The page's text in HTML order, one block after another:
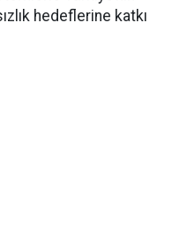
hedeflerine katkı